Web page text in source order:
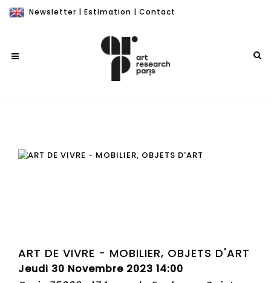
Newsletter | Estimation | Contact
ART DE VIVRE - MOBILIER, OBJETS D'ART
Jeudi 30 Novembre 2023 14:00